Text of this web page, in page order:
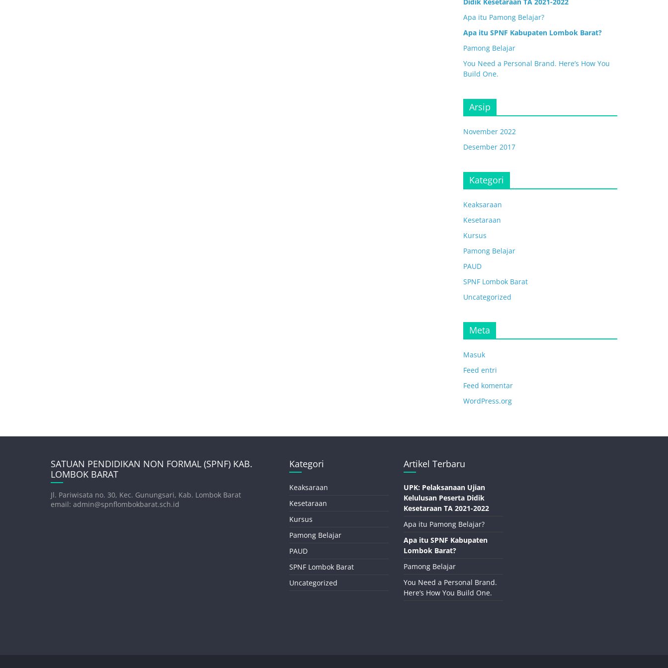
Apa itu Pamong Belajar?
Apa itu SPNF Kabupaten Lombok Barat?
Pamong Belajar
You Need a Personal Brand. Here’s How You
Build One.
Arsip
November 2022
Desember 2017
Kategori
Keaksaraan
Kesetaraan
Kursus
Pamong Belajar
PAUD
SPNF Lombok Barat
Uncategorized
Meta
Masuk
Feed entri
Feed komentar
WordPress.org
SATUAN PENDIDIKAN NON FORMAL (SPNF) KAB.
LOMBOK BARAT
Jl. Pariwisata no. 30, Kec. Gunungsari, Kab. Lombok Barat
email: admin@spnflombokbarat.sch.id
Kategori
Keaksaraan
Kesetaraan
Kursus
Pamong Belajar
PAUD
SPNF Lombok Barat
Uncategorized
Artikel Terbaru
UPK: Pelaksanaan Ujian
Kelulusan Peserta Didik
Kesetaraan TA 2021-2022
Apa itu Pamong Belajar?
Apa itu SPNF Kabupaten
Lombok Barat?
Pamong Belajar
You Need a Personal Brand.
Here’s How You Build One.